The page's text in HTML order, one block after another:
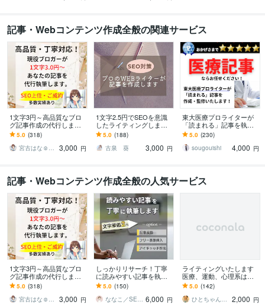
記事・Webコンテンツ作成全般の関連サービス
1文字3円～高品質なブロ
グ記事作成の代行します
現役ブロガーがあなたの
「書いてほしい」記事を
作成
5.0 (318)
宮古はな☺︎ブロガーでライター
3,000 円
1文字2.5円でSEOを意識
したライティングします
プロのWEBライターがSE
O対策済みの記事を作成し
ます
5.0 (188)
古泉 葵
3,000 円
東大医療プロライターが
「読まれる」記事を執筆
します SEO対策・監修案
件も万全です！
5.0 (230)
sougouishi
4,000 円
記事・Webコンテンツ作成全般の人気サービス
1文字3円～高品質なブロ
グ記事作成の代行します
現役ブロガーがあなたの
「書いてほしい」記事を
作成
5.0 (318)
宮古はな☺︎ブロガーでライター
3,000 円
しっかりリサーチ！丁寧
に読みやすい記事を執筆
します 【SEO】と【読み
やすさ】にこだわった記
事に仕上げます
5.0 (150)
ななこ／SEOライター 6,000 円
ライティングいたします
医療、運動、心理系は強
いです。なんでもご相談
ください。
5.0 (142)
ひとちゃん先生 心と身体のサポーター
2,000 円